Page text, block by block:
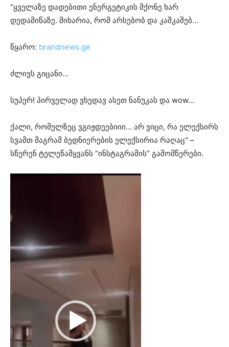
“ყველაზე დადებითი ენერგეტიკის მქონე ხარ
დედამიწაზე. მიხარია, რომ არსებობ და კაშკაშებ…
წყარო: brandnews.ge
ძლივს გიცანი…
სუპერ! პირველად ვხედავ ასეთ ნანუკას და wow…
ქალი, რომელზეც ვგიჟდეებიიი… არ ვიცი, რა ელექსირს
სვამთ მაგრამ ბედნიერების ელექსირია რაღაც“ –
სწერენ ტელეწამყვანს “ინსტაგრამის“ გამომწერები.
ე
დ
ე
ლ